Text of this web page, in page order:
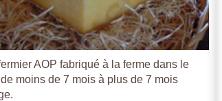
AOP fabriqué à la ferme dans le
moins de 7 mois à plus de 7 mois